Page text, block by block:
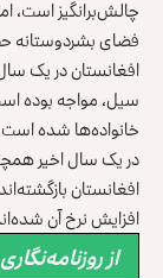
چالش‌برانگیز است،
فضای بشردوستانه
افغانستان در یک
سیل، مواجه بوده
خانواده‌ها شده
افغانستان
افزایش نرخ آن
از